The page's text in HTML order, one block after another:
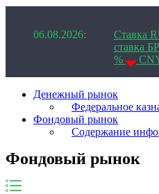
06.08.2026: Ставка
ставка
%
Денежный рынок
Федеральное
Фондовый рынок
Содержание
Фондовый рынок